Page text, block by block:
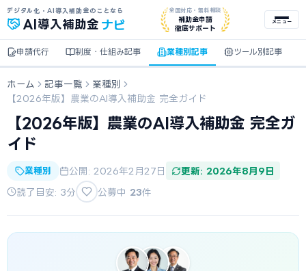
デジタル化・AI導入補助金のことなら
AI 導入補助金 ナビ
全国対応・無料相談
補助金申請
徹底サポート
メニュー
申請代行 制度・仕組み記事 業種別記事 ツール別記事
ホーム 記事一覧
業種別
【2026年版】農業のAI導入補助金 完全ガイド
【2026年版】農業のAI導入補助金 完全ガ
イド
業種別 公開: 2026年2月27日 更新: 2026年8月9日
読了目安: 3分 公募中 23件